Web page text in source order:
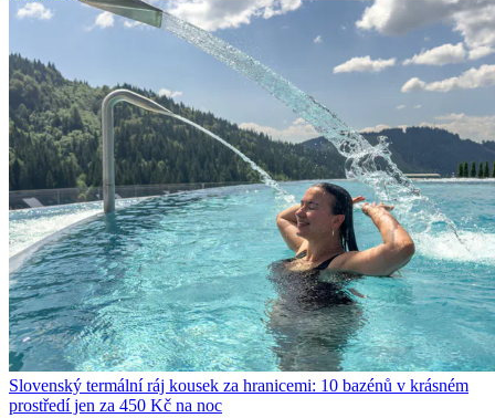
Slovenský termální ráj kousek za hranicemi: 10 bazénů v krásném
prostředí jen za 450 Kč na noc